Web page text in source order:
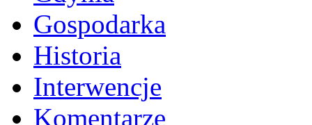
Gospodarka
Historia
Interwencje
Komentarze